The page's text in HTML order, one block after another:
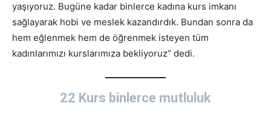
yaşıyoruz. Bugüne kadar binlerce kadına kurs imkanı
sağlayarak hobi ve meslek kazandırdık. Bundan sonra da
hem eğlenmek hem de öğrenmek isteyen tüm
kadınlarımızı kurslarımıza bekliyoruz” dedi.
22 Kurs binlerce mutluluk